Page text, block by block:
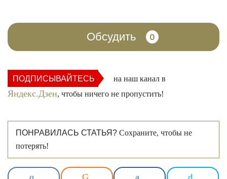
Обсудить 0
ПОДПИСЫВАЙТЕСЬ на наш канал в
Яндекс.Дзен, чтобы ничего не пропустить!
ПОНРАВИЛАСЬ СТАТЬЯ? Сохраните, чтобы не
потерять!